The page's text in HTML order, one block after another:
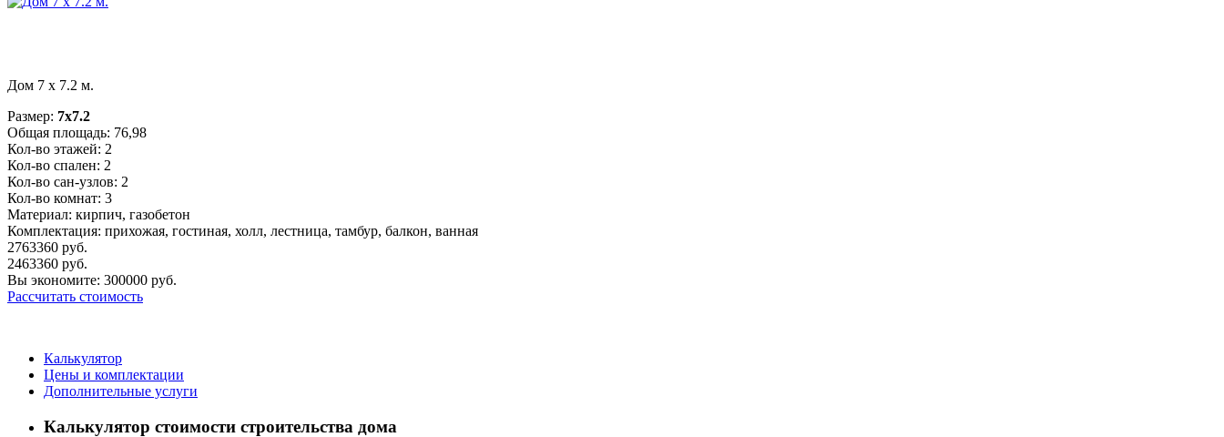
Дом 7 х 7.2 м.
Размер: 7x7.2
Общая площадь: 76,98
Кол-во этажей: 2
Кол-во спален: 2
Кол-во сан-узлов: 2
Кол-во комнат: 3
Материал: кирпич, газобетон
Комплектация: прихожая, гостиная, холл, лестница, тамбур, балкон, ванная
2763360 руб.
2463360 руб.
Вы экономите: 300000 руб.
Рассчитать стоимость
Калькулятор
Цены и комплектации
Дополнительные услуги
Калькулятор стоимости строительства дома